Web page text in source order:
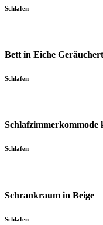
Schlafen
Bett in Eiche
Schlafen
Schlafen
Schrankraum in Beige
Schlafen